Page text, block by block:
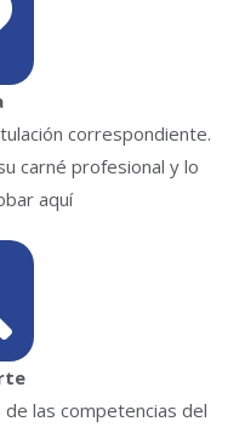
correspondiente.
carné profesional y lo
aquí
las competencias del